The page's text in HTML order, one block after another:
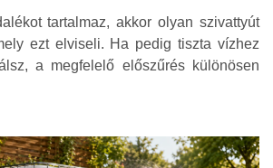
tartalmaz, akkor olyan szivattyút
ezt elviseli. Ha pedig tiszta vízhez
a megfelelő előszűrés különösen